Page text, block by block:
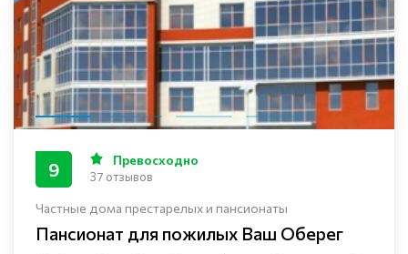
Частные дома престарелых и пансионаты
Пансионат для пожилых Ваш Оберег
9 Превосходно
37 отзывов